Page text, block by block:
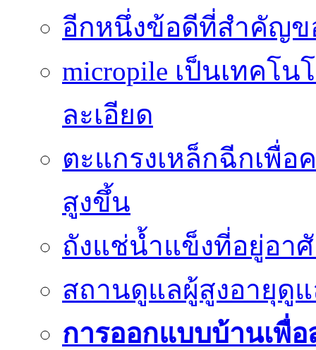
อีกหนึ่งข้อดีที่สำคัญข
micropile เป็นเทคโ
ละเอียด
ตะแกรงเหล็กฉีกเพื่
สูงขึ้น
ถังแช่น้ำแข็งที่อยู่อา
สถานดูแลผู้สูงอายุดู
การออกแบบบ้านเพื่